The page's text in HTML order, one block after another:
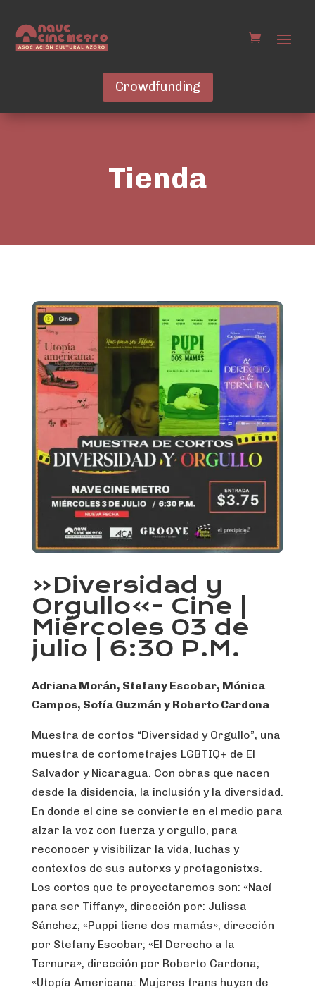
Crowdfunding
Tienda
«Diversidad y
Orgullo»- Cine |
Miércoles 03 de
julio | 6:30 P.M.
Adriana Morán, Stefany Escobar, Mónica
Campos, Sofía Guzmán y Roberto Cardona
Muestra de cortos “Diversidad y Orgullo”, una
muestra de cortometrajes LGBTIQ+ de El
Salvador y Nicaragua. Con obras que nacen
desde la disidencia, la inclusión y la diversidad.
En donde el cine se convierte en el medio para
alzar la voz con fuerza y orgullo, para
reconocer y visibilizar la vida, luchas y
contextos de sus autorxs y protagonistxs.
Los cortos que te proyectaremos son: «Nací
para ser Tiffany», dirección por: Julissa
Sánchez; «Puppi tiene dos mamás», dirección
por Stefany Escobar; «El Derecho a la
Ternura», dirección por Roberto Cardona;
«Utopía Americana: Mujeres trans huyen de